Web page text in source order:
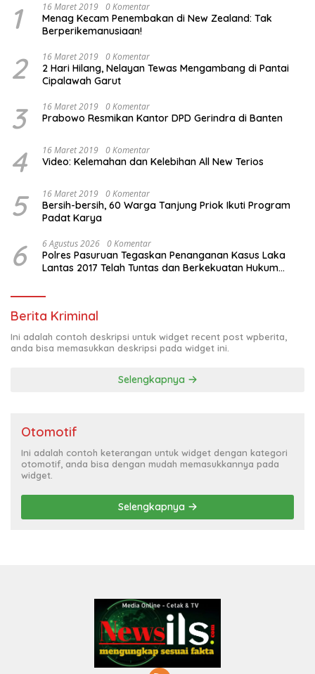
1 16 Maret 2019 0 Komentar
Menag Kecam Penembakan di New Zealand: Tak
Berperikemanusiaan!
2 16 Maret 2019 0 Komentar
2 Hari Hilang, Nelayan Tewas Mengambang di Pantai
Cipalawah Garut
3 16 Maret 2019 0 Komentar
Prabowo Resmikan Kantor DPD Gerindra di Banten
4 16 Maret 2019 0 Komentar
Video: Kelemahan dan Kelebihan All New Terios
5 16 Maret 2019 0 Komentar
Bersih-bersih, 60 Warga Tanjung Priok Ikuti Program
Padat Karya
6 6 Agustus 2026 0 Komentar
Polres Pasuruan Tegaskan Penanganan Kasus Laka
Lantas 2017 Telah Tuntas dan Berkekuatan Hukum
Berita Kriminal
Ini adalah contoh deskripsi untuk widget recent post wpberita,
anda bisa memasukkan deskripsi pada widget ini.
Selengkapnya
Otomotif
Ini adalah contoh keterangan untuk widget dengan kategori
otomotif, anda bisa dengan mudah memasukkannya pada
widget.
Selengkapnya